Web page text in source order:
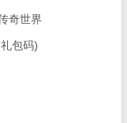
奇世界
包码)